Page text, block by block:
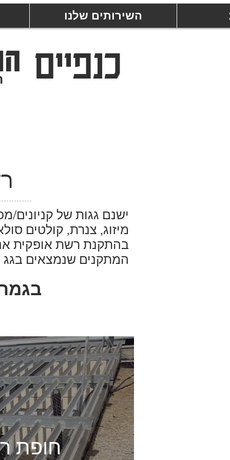
השירותים שלנו
ישנם גגות של
מיזוג, צנרת, קולטים
בהתקנת רשת אופקית
המתקנים שנמצאים בגג
חופת